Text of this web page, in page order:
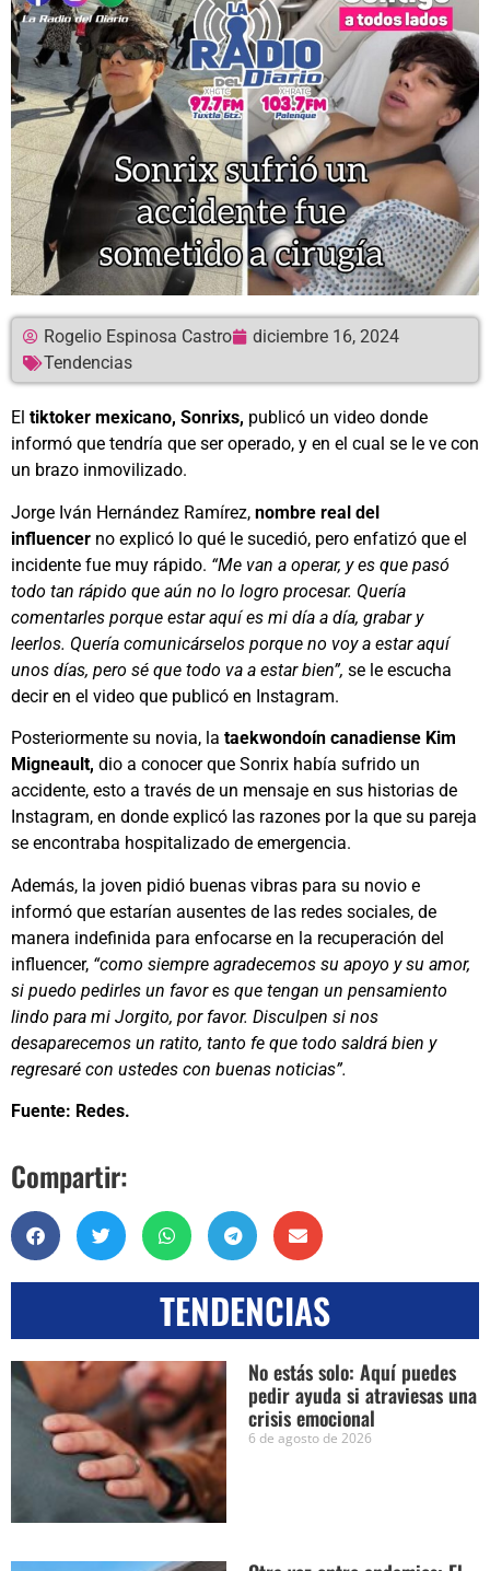
Rogelio Espinosa Castro
diciembre 16, 2024
Tendencias
El tiktoker mexicano, Sonrixs, publicó un video donde
informó que tendría que ser operado, y en el cual se le ve con
un brazo inmovilizado.
Jorge Iván Hernández Ramírez, nombre real del
influencer no explicó lo qué le sucedió, pero enfatizó que el
incidente fue muy rápido. “Me van a operar, y es que pasó
todo tan rápido que aún no lo logro procesar. Quería
comentarles porque estar aquí es mi día a día, grabar y
leerlos. Quería comunicárselos porque no voy a estar aquí
unos días, pero sé que todo va a estar bien”, se le escucha
decir en el video que publicó en Instagram.
Posteriormente su novia, la taekwondoín canadiense Kim
Migneault, dio a conocer que Sonrix había sufrido un
accidente, esto a través de un mensaje en sus historias de
Instagram, en donde explicó las razones por la que su pareja
se encontraba hospitalizado de emergencia.
Además, la joven pidió buenas vibras para su novio e
informó que estarían ausentes de las redes sociales, de
manera indefinida para enfocarse en la recuperación del
influencer, “como siempre agradecemos su apoyo y su amor,
si puedo pedirles un favor es que tengan un pensamiento
lindo para mi Jorgito, por favor. Disculpen si nos
desaparecemos un ratito, tanto fe que todo saldrá bien y
regresaré con ustedes con buenas noticias”.
Fuente: Redes.
Compartir:
TENDENCIAS
No estás solo: Aquí puedes
pedir ayuda si atraviesas una
crisis emocional
6 de agosto de 2026